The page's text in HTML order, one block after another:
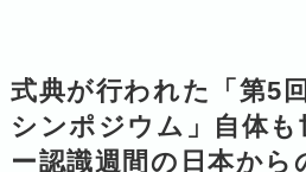
式典が行われた「第5
シンポジウム」自体
ー認識週間の日本から